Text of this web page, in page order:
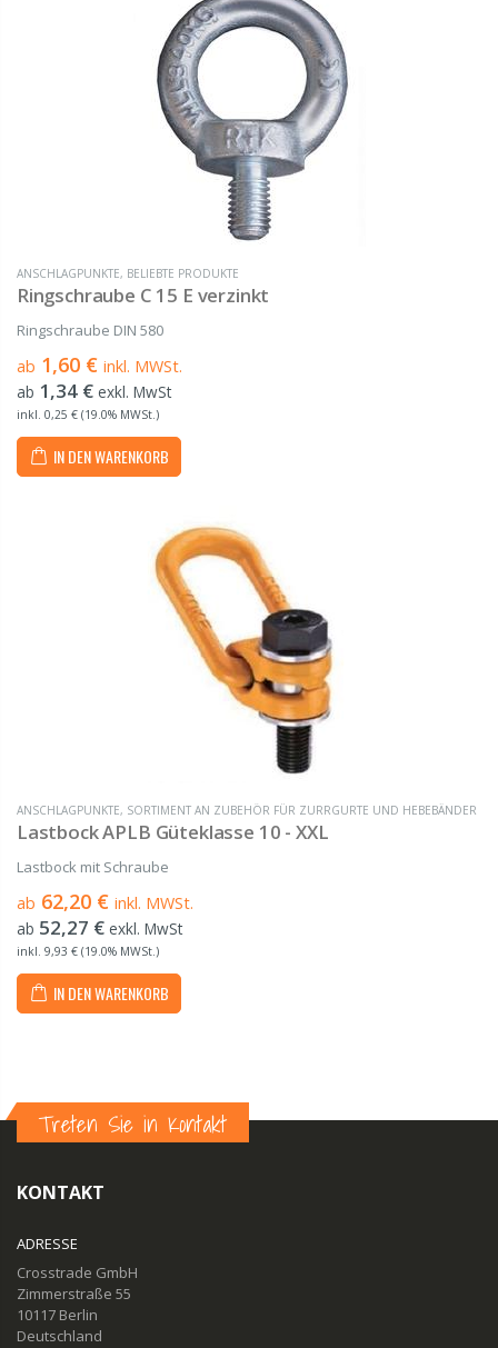
ANSCHLAGPUNKTE, BELIEBTE PRODUKTE
Ringschraube C 15 E verzinkt
Ringschraube DIN 580
ab 1,60 € inkl. MWSt.
ab 1,34 € exkl. MwSt
inkl. 0,25 € (19.0% MWSt.)
IN DEN WARENKORB
ANSCHLAGPUNKTE, SORTIMENT AN ZUBEHÖR FÜR ZURRGURTE UND HEBEBÄNDER
Lastbock APLB Güteklasse 10 - XXL
Lastbock mit Schraube
ab 62,20 € inkl. MWSt.
ab 52,27 € exkl. MwSt
inkl. 9,93 € (19.0% MWSt.)
IN DEN WARENKORB
Treten Sie in Kontakt
KONTAKT
ADRESSE
Crosstrade GmbH
Zimmerstraße 55
10117 Berlin
Deutschland